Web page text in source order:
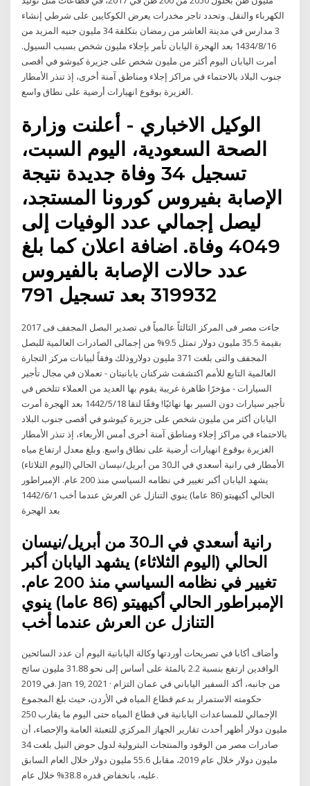
الكهرباء والنقل. وتحدد تاجر مخدرات يعرض الكوكايين على شرطي إنشاء
3 مدارس في مدينة العاشر من رمضان بتكلقة 34 مليون جنيه المزيد من
16‏‏/8‏‏/1434 بعد الهجرة اليابان تأمر بإجلاء مليون شخص بسبب السيول.
أمرت اليابان اليوم أكثر من مليون شخص على جزيرة كيوشو في أقصى
جنوب البلاد بالاحتماء في مراكز إجلاء ومناطق آمنة أخرى، إذ تنذر الأمطار
الغزيرة بوقوع انهيارات أرضية على نطاق واسع.
الوكيل الاخباري - أعلنت وزارة
الصحة السعودية، اليوم السبت،
تسجيل 34 وفاة جديدة نتيجة
الإصابة بفيروس كورونا المستجد،
ليصل إجمالي عدد الوفيات إلى
4049 وفاة. اضافة اعلان كما بلغ
عدد حالات الإصابة بالفيروس
319932 بعد تسجيل 791
جاءت مصر فى المركز الثالثاً عالمياً فى تصدير البصل المجفف فى 2017
بقيمة 35.5 مليون دولار تمثل 9.5% من إجمالى الصادرات العالمية للبصل
المجفف والتى بلغت 371 مليون دولاروذلك وفقاً لبيانات مركز التجارة
العالمية التابع للأمم اكتشفت شركتان يابانيتان - تعملان في مجال تأجير
السيارات - مؤخرًا ظاهرة غريبة يقوم بها العديد من العملاء تتلخص في
تأجير سيارات دون السير بها نهائيًا! وفقًا لتقا 18‏‏/5‏‏/1442 بعد الهجرة أمرت
اليابان أكثر من مليون شخص على جزيرة كيوشو في أقصى جنوب البلاد
بالاحتماء في مراكز إجلاء ومناطق آمنة أخرى أمس الأربعاء، إذ تنذر الأمطار
الغزيرة بوقوع انهيارات أرضية على نطاق واسع. وبلغ معدل ارتفاع مياه
الأمطار في رانية أسعدي في الـ30 من أبريل/نيسان الحالي (اليوم الثلاثاء)
يشهد اليابان أكبر تغيير في نظامه السياسي منذ 200 عام. الإمبراطور
الحالي أكيهيتو (86 عاما) ينوي التنازل عن العرش عندما أخب 1‏‏/6‏‏/1442
بعد الهجرة
رانية أسعدي في الـ30 من أبريل/نيسان
الحالي (اليوم الثلاثاء) يشهد اليابان أكبر
تغيير في نظامه السياسي منذ 200 عام.
الإمبراطور الحالي أكيهيتو (86 عاما) ينوي
التنازل عن العرش عندما أخب
وأضاف أكابا في تصريحات أوردتها وكالة اليابانية اليوم أن عدد السائحين
الوافدين ارتفع بنسبة 2.2 بالمئة على أساس إلى نحو 31.88 مليون سائح
في 2019. Jan 19, 2021 · من جانبه، أكد السفير الياباني في عمان التزام
حكومته الاستمرار بدعم قطاع المياه في الأردن، حيث بلغ المجموع
الإجمالي للمساعدات اليابانية في قطاع المياه حتى اليوم ما يقارب 250
مليون دولار أظهر أحدث تقارير الجهاز المركزي للتعبئة العامة والإحصاء، أن
صادرات مصر من الوقود والمنتجات البترولية لدول حوض النيل بلغت 34
مليون دولار خلال عام 2019، مقابل 55.6 مليون دولار خلال العام السابق
عليه، بانخفاض قدره 38.8% خلال عام.